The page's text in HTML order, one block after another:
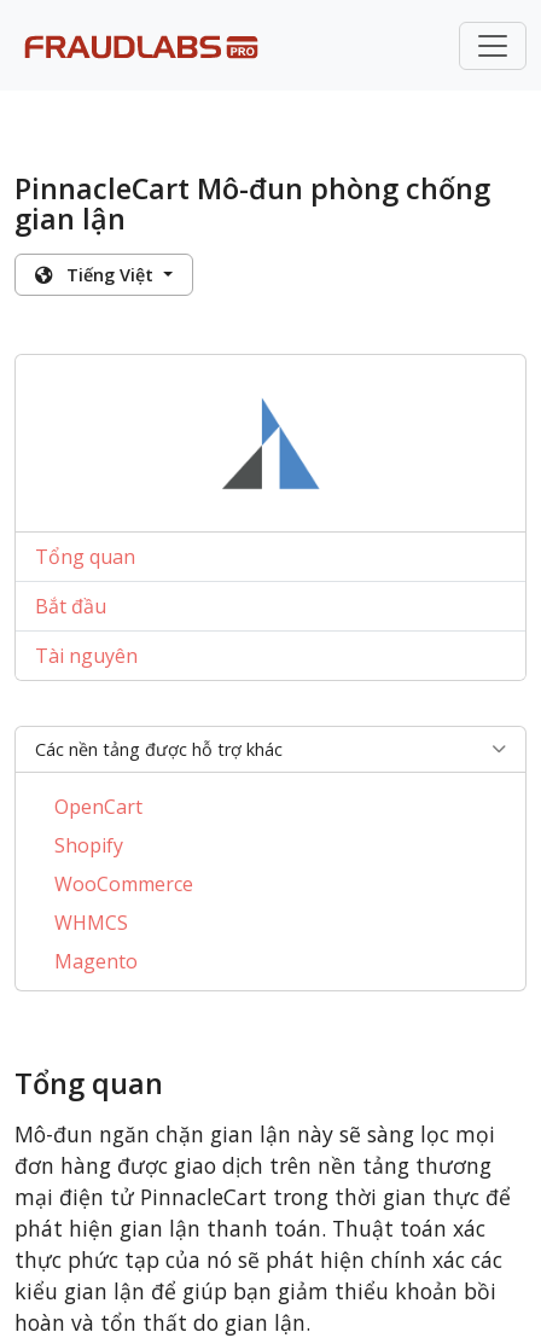
PinnacleCart Mô-đun phòng chống
gian lận
Tiếng Việt
Tổng quan
Bắt đầu
Tài nguyên
Các nền tảng được hỗ trợ khác
OpenCart
Shopify
WooCommerce
WHMCS
Magento
PrestaShop
AbanteCart
CubeCart
LiteCart
ZenCart
PinnacleCart
FoxyCart
Tổng quan
Mô-đun ngăn chặn gian lận này sẽ sàng lọc mọi
đơn hàng được giao dịch trên nền tảng thương
mại điện tử PinnacleCart trong thời gian thực để
phát hiện gian lận thanh toán. Thuật toán xác
thực phức tạp của nó sẽ phát hiện chính xác các
kiểu gian lận để giúp bạn giảm thiểu khoản bồi
hoàn và tổn thất do gian lận.